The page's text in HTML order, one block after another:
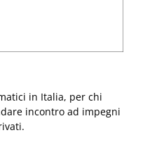
in Italia, per chi
incontro ad impegni